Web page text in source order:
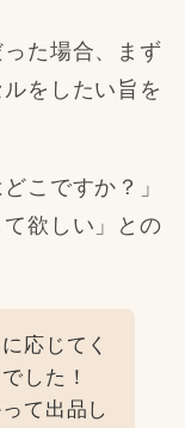
た場合、まず
をしたい旨を
こですか？」
欲しい」との
応じてく
した！
て出品し